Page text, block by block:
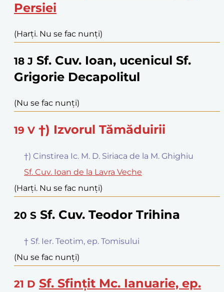
Persiei
(Harți. Nu se fac nunți)
18 J Sf. Cuv. Ioan, ucenicul Sf.
Grigorie Decapolitul
(Nu se fac nunți)
19 V †) Izvorul Tămăduirii
†) Cinstirea Ic. M. D. Siriaca de la M. Ghighiu
Sf. Cuv. Ioan de la Lavra Veche
(Harți. Nu se fac nunți)
20 S Sf. Cuv. Teodor Trihina
† Sf. Ier. Teotim, ep. Tomisului
(Nu se fac nunți)
21 D Sf. Sfințit Mc. Ianuarie, ep.